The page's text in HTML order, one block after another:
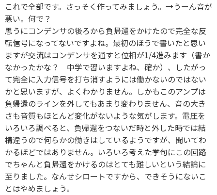
これで全部です。さっそく作ってみましょう。→うーん音が
悪い。何で？
思うにコンデンサの後ろから負帰還をかけたので完全な反
転信号になってないですよね。最初のほうで書いたと思い
ますが交流はコンデンサを通すと位相が1/4進みます（書か
なかったかな？ 中学で習いますよね、確か）、したがっ
て完全に入力信号を打ち消すようには働かないのではない
かと思いますが、よくわかりません。しかもこのアンプは
負帰還のラインを外してもあまり変わりません、音の大き
さも音質もほとんど変化がないような気がします。電圧を
いろいろ調べると、負帰還をつないだ時と外した時では結
構違うので何らかの働きはしているようですが、聞いてわ
かるほどではありません。いろいろ考えた挙句にこの回路
でちゃんと負帰還をかけるのはとても難しいという結論に
至りました。なんせシロートですから、できそうにないこ
とはやめましょう。